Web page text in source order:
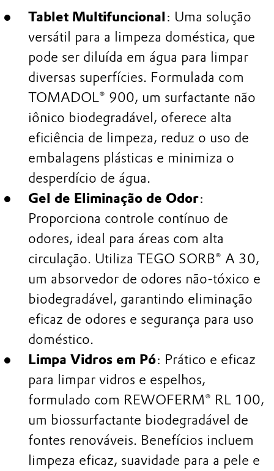
Tablet Multifuncional: Uma solução
versátil para a limpeza doméstica, que
pode ser diluída em água para limpar
diversas superfícies. Formulada com
TOMADOL® 900, um surfactante não
iônico biodegradável, oferece alta
eficiência de limpeza, reduz o uso de
embalagens plásticas e minimiza o
desperdício de água.
Gel de Eliminação de Odor:
Proporciona controle contínuo de
odores, ideal para áreas com alta
circulação. Utiliza TEGO SORB® A 30,
um absorvedor de odores não-tóxico e
biodegradável, garantindo eliminação
eficaz de odores e segurança para uso
doméstico.
Limpa Vidros em Pó: Prático e eficaz
para limpar vidros e espelhos,
formulado com REWOFERM® RL 100,
um biossurfactante biodegradável de
fontes renováveis. Benefícios incluem
limpeza eficaz, suavidade para a pele e